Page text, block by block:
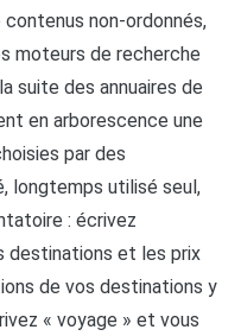
non-ordonnés,
moteurs de recherche
suite des annuaires de
en arborescence une
par des
longtemps utilisé seul,
: écrivez
destinations et les prix
de vos destinations y
« voyage » et vous